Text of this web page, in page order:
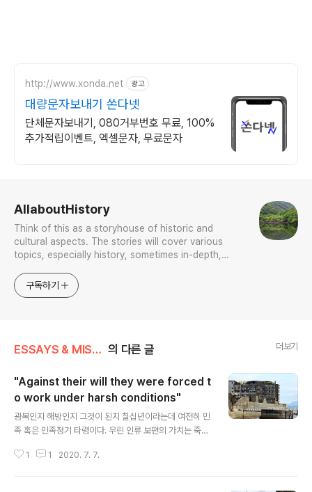
http://www.xonda.net 광고
대량문자보내기 쏜다넷
단체문자보내기, 080거부번호 무료, 100%
추가적립이벤트, 엑셀문자, 무료문자
AllaboutHistory
Think of this as a storyhouse of historic and
cultural aspects. The stories will cover various
topics, especially history, sometimes in-depth,
approach will be to resist any common sense or
generalized viewpoint
구독하기
ESSAYS & MISCELLANIES 의 다른 글 더보기
"Against their will they were forced t
o work under harsh conditions"
광복인지 해방인지 그것이 된지 칠십년이라는데 여전히 민
족 혹은 민족정기 타령이다. 우린 인류 보편의 가치는 죽쑤
겨야 할 것은 일제의 만행도, 아베의 망언도 아니며, 그에
1 1 2020. 7. 7.